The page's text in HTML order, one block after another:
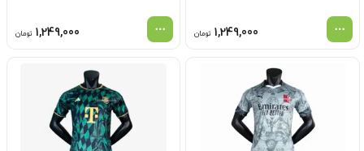
1,249,000 تومان 1,249,000 تومان